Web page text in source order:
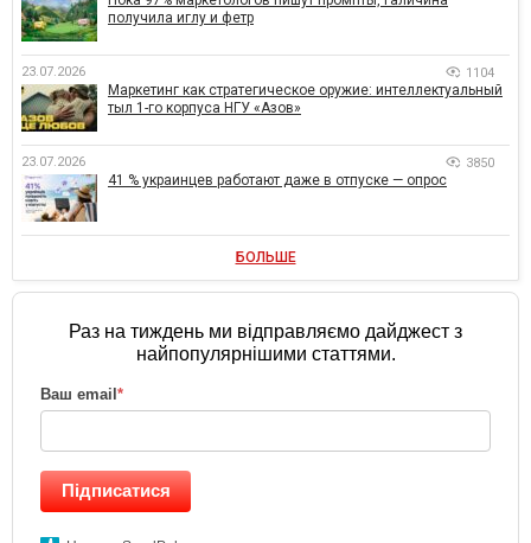
получила иглу и фетр
23.07.2026 1104
Маркетинг как стратегическое оружие: интеллектуальный
тыл 1-го корпуса НГУ «Азов»
23.07.2026 3850
41 % украинцев работают даже в отпуске — опрос
БОЛЬШЕ
Раз на тиждень ми відправляємо дайджест з
найпопулярнішими статтями.
Ваш email *
Підписатися